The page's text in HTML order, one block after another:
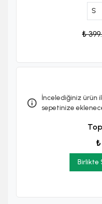
₺
İncelediğiniz ürün
sepetinize
Birlikte